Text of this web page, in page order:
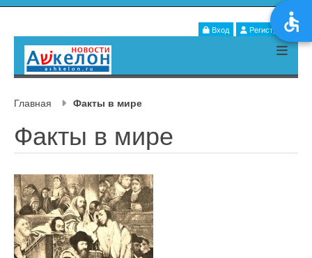
Вход Регистрация
Главная Факты в мире
Факты в мире